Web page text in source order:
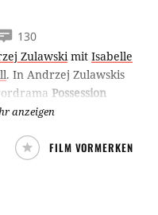
130
Zulawskimit Isabelle
. In Andrzej Zulawskis
Possession
zwischen Sam Neill und
Eifersucht und
der Berliner
anzeigen
FILM VORMERKEN